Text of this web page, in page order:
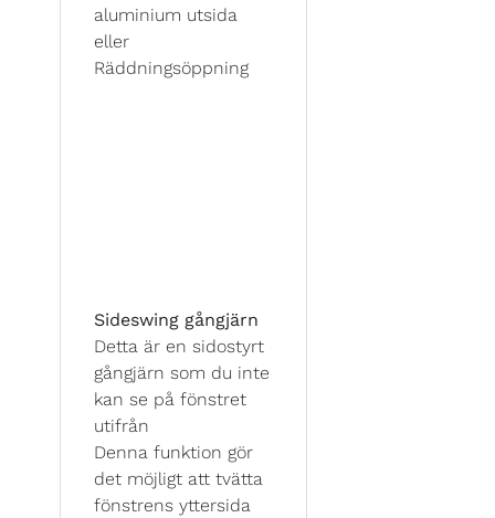
aluminium utsida
eller
Räddningsöppning
Sideswing gångjärn
Detta är en sidostyrt
gångjärn som du inte
kan se på fönstret
utifrån
Denna funktion gör
det möjligt att tvätta
fönstrens yttersida